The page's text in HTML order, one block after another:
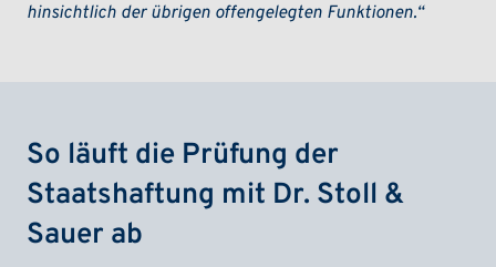
hinsichtlich der übrigen offengelegten Funktionen.“
So läuft die Prüfung der
Staatshaftung mit Dr. Stoll &
Sauer ab